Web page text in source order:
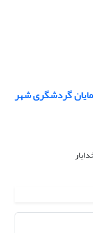
گردشگری شهر